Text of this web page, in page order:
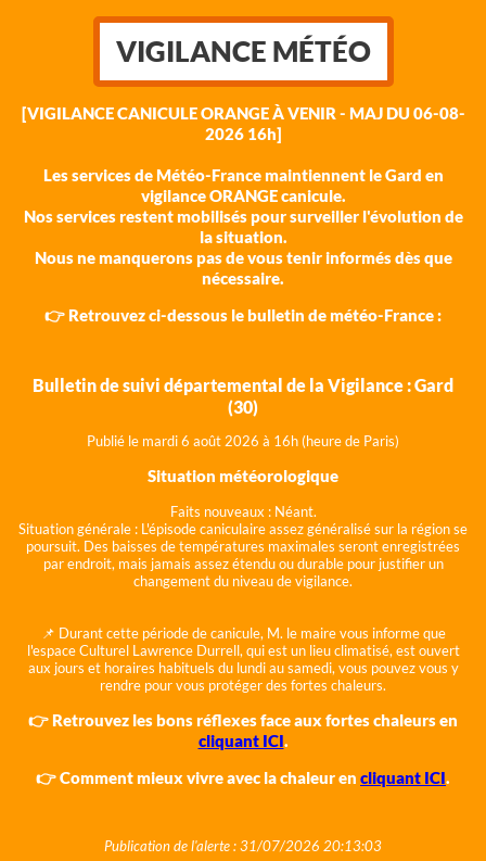
VIGILANCE MÉTÉO
[VIGILANCE CANICULE ORANGE À VENIR - MAJ DU 06-08-
2026 16h]
Les services de Météo-France maintiennent le Gard en
vigilance ORANGE canicule.
Nos services restent mobilisés pour surveiller l'évolution de
la situation.
Nous ne manquerons pas de vous tenir informés dès que
nécessaire.
👉 Retrouvez ci-dessous le bulletin de météo-France :
Bulletin de suivi départemental de la Vigilance : Gard
(30)
Publié le mardi 6 août 2026 à 16h (heure de Paris)
Situation météorologique
Faits nouveaux : Néant.
Situation générale : L'épisode caniculaire assez généralisé sur la région se
poursuit. Des baisses de températures maximales seront enregistrées
par endroit, mais jamais assez étendu ou durable pour justifier un
changement du niveau de vigilance.
📌 Durant cette période de canicule, M. le maire vous informe que
l'espace Culturel Lawrence Durrell, qui est un lieu climatisé, est ouvert
aux jours et horaires habituels du lundi au samedi, vous pouvez vous y
rendre pour vous protéger des fortes chaleurs.
👉 Retrouvez les bons réflexes face aux fortes chaleurs en
cliquant ICI.
👉 Comment mieux vivre avec la chaleur en cliquant ICI.
Publication de l'alerte : 31/07/2026 20:13:03